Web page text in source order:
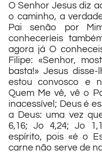
O Senhor Jesus diz
o caminho, a
Pai senão por
conheceríeis
agora já O
Filipe: «Senhor,
basta!» Jesus
estou convosco e
Quem Me vê, vê o
inacessível; Deus é
a Deus: uma vez
6,16; Jo 4,24; Jo
espírito, pois «é o
carne não serve de